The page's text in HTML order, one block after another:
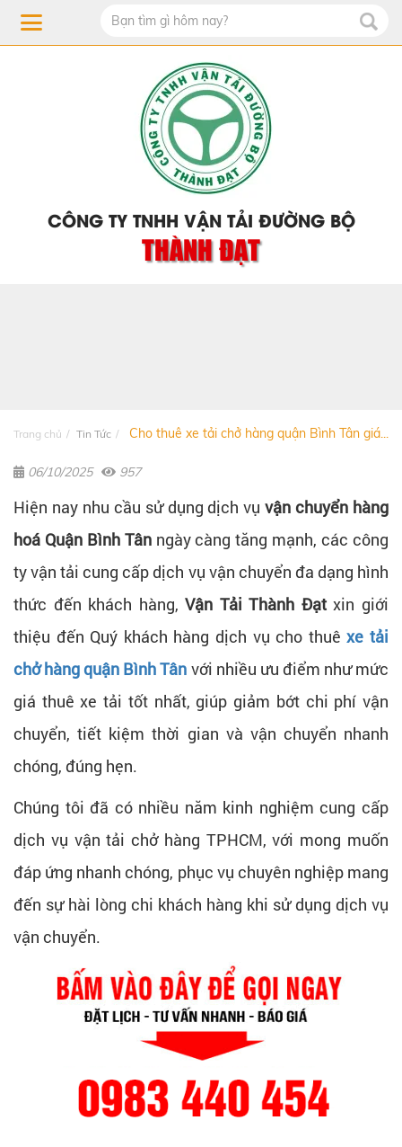
CÔNG TY TNHH VẬN TẢI ĐƯỜNG BỘ
THÀNH ĐẠT
Trang chủ Tin Tức Cho thuê xe tải chở hàng quận Bình Tân giá...
06/10/2025 957
Hiện nay nhu cầu sử dụng dịch vụvận chuyển hàng
hoá Quận Bình Tânngày càng tăng mạnh, các công
ty vận tải cung cấp dịch vụ vận chuyển đa dạng hình
thức đến khách hàng,Vận Tải Thành Đạtxin giới
thiệu đến Quý khách hàng dịch vụ cho thuêxe tải
chở hàng quận Bình Tân với nhiều ưu điểm như mức
giá thuê xe tải tốt nhất, giúp giảm bớt chi phí vận
chuyển, tiết kiệm thời gian và vận chuyển nhanh
chóng, đúng hẹn.
Chúng tôi đã có nhiều năm kinh nghiệm cung cấp
dịch vụ vận tải chở hàng TPHCM, với mong muốn
đáp ứng nhanh chóng, phục vụ chuyên nghiệp mang
đến sự hài lòng chi khách hàng khi sử dụng dịch vụ
vận chuyển.